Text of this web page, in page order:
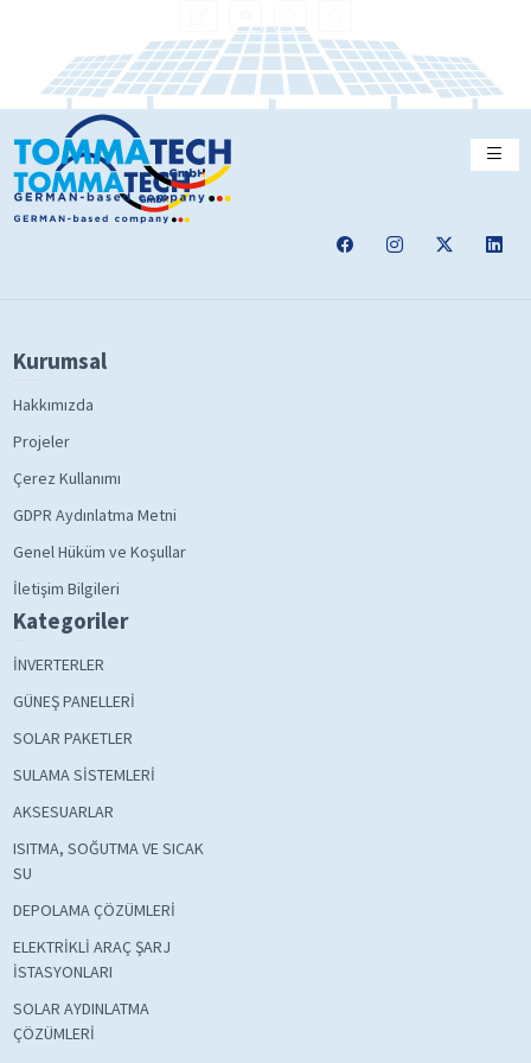
Kurumsal
Hakkımızda
Projeler
Çerez Kullanımı
GDPR Aydınlatma Metni
Genel Hüküm ve Koşullar
İletişim Bilgileri
Kategoriler
İNVERTERLER
GÜNEŞ PANELLERİ
SOLAR PAKETLER
SULAMA SİSTEMLERİ
AKSESUARLAR
ISITMA, SOĞUTMA VE SICAK
SU
DEPOLAMA ÇÖZÜMLERİ
ELEKTRİKLİ ARAÇ ŞARJ
İSTASYONLARI
SOLAR AYDINLATMA
ÇÖZÜMLERİ